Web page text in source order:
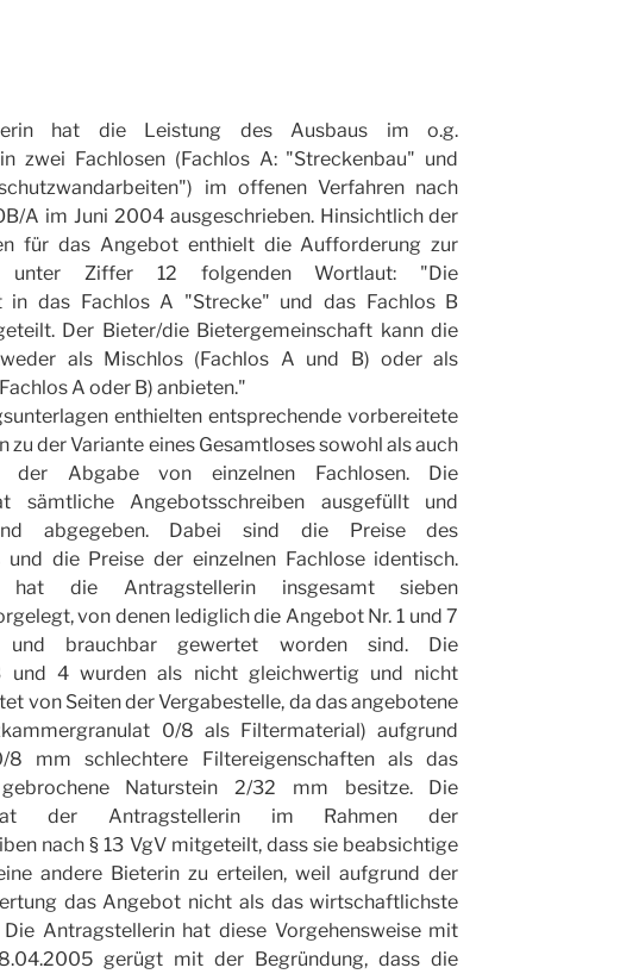
hat die Leistung des Ausbaus im o.g.
zwei Fachlosen (Fachlos A: "Streckenbau" und
im offenen Verfahren nach
A im Juni 2004 ausgeschrieben. Hinsichtlich der
für das Angebot enthielt die Aufforderung zur
unter Ziffer 12 folgenden Wortlaut: "Die
in das Fachlos A "Strecke" und das Fachlos B
Der Bieter/die Bietergemeinschaft kann die
als Mischlos (Fachlos A und B) oder als
A oder B) anbieten."
enthielten entsprechende vorbereitete
zu der Variante eines Gesamtloses sowohl als auch
Abgabe von einzelnen Fachlosen. Die
sämtliche Angebotsschreiben ausgefüllt und
abgegeben. Dabei sind die Preise des
und die Preise der einzelnen Fachlose identisch.
hat die Antragstellerin insgesamt sieben
von denen lediglich die Angebot Nr. 1 und 7
und brauchbar gewertet worden sind. Die
und 4 wurden als nicht gleichwertig und nicht
von Seiten der Vergabestelle, da das angebotene
0/8 als Filtermaterial) aufgrund
8 mm schlechtere Filtereigenschaften als das
gebrochene Naturstein 2/32 mm besitze. Die
der Antragstellerin im Rahmen der
nach § 13 VgV mitgeteilt, dass sie beabsichtige
andere Bieterin zu erteilen, weil aufgrund der
das Angebot nicht als das wirtschaftlichste
Antragstellerin hat diese Vorgehensweise mit
gerügt mit der Begründung, dass die